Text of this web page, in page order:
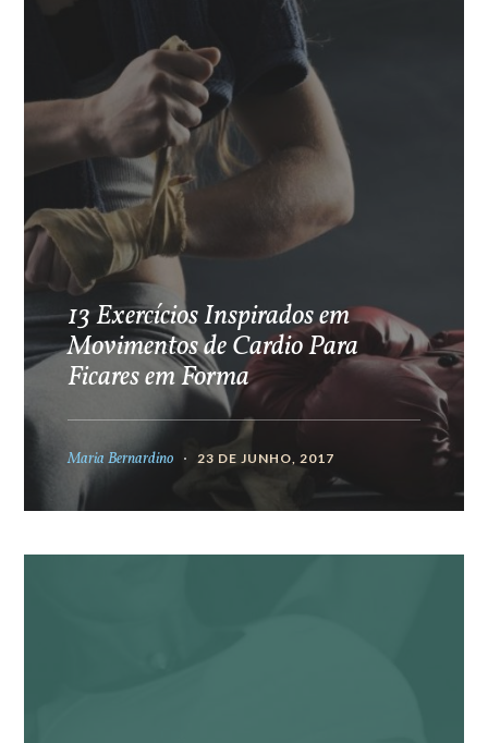
13 Exercícios Inspirados em
Movimentos de Cardio Para
Ficares em Forma
Maria Bernardino 23 DE JUNHO, 2017